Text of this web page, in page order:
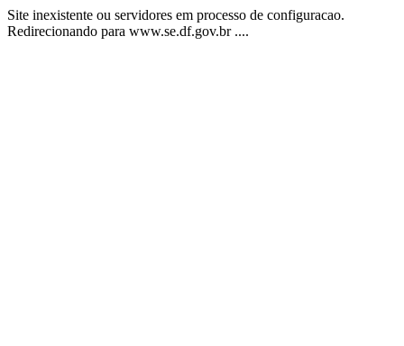
Site inexistente ou servidores em processo de configuracao.
Redirecionando para www.se.df.gov.br ....